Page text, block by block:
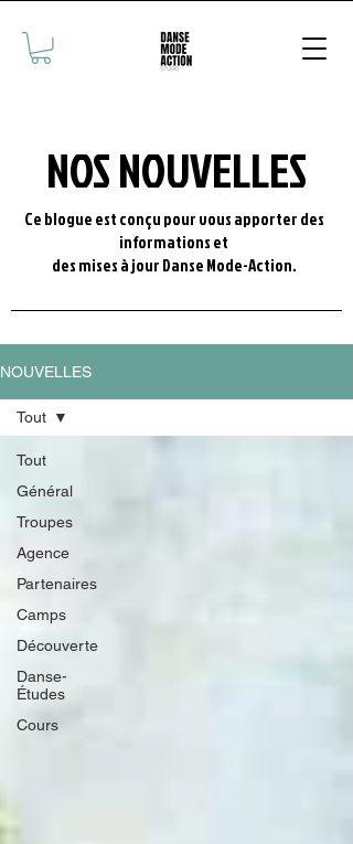
NOS NOUVELLES
Ce blogue est conçu pour vous apporter des
informations et
des mises à jour Danse Mode-Action.
NOUVELLES
Tout
Général
Troupes
Agence
Partenaires
Camps
Découverte
Danse-
Études
Cours
Tout